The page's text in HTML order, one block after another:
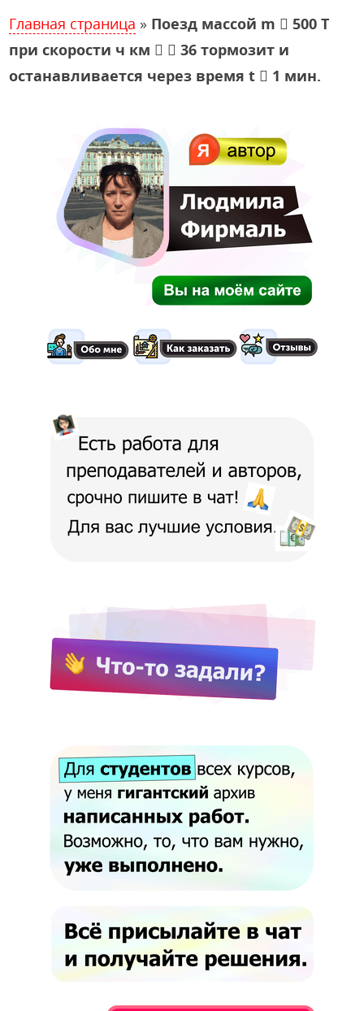
Главная страница » Поезд массой m  500 Т
при скорости ч км   36 тормозит и
останавливается через время t  1 мин.